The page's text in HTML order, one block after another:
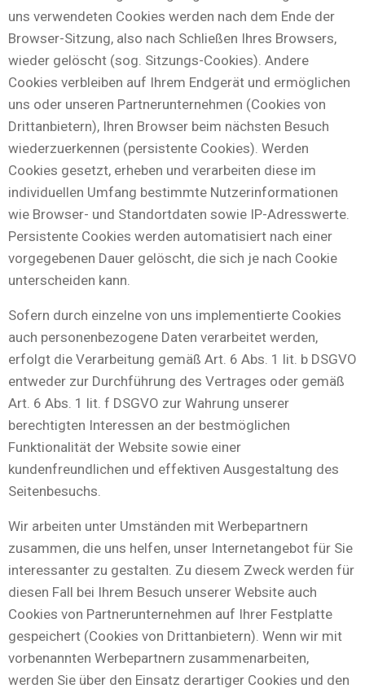
uns verwendeten Cookies werden nach dem Ende der
Browser-Sitzung, also nach Schließen Ihres Browsers,
wieder gelöscht (sog. Sitzungs-Cookies). Andere
Cookies verbleiben auf Ihrem Endgerät und ermöglichen
uns oder unseren Partnerunternehmen (Cookies von
Drittanbietern), Ihren Browser beim nächsten Besuch
wiederzuerkennen (persistente Cookies). Werden
Cookies gesetzt, erheben und verarbeiten diese im
individuellen Umfang bestimmte Nutzerinformationen
wie Browser- und Standortdaten sowie IP-Adresswerte.
Persistente Cookies werden automatisiert nach einer
vorgegebenen Dauer gelöscht, die sich je nach Cookie
unterscheiden kann.
Sofern durch einzelne von uns implementierte Cookies
auch personenbezogene Daten verarbeitet werden,
erfolgt die Verarbeitung gemäß Art. 6 Abs. 1 lit. b DSGVO
entweder zur Durchführung des Vertrages oder gemäß
Art. 6 Abs. 1 lit. f DSGVO zur Wahrung unserer
berechtigten Interessen an der bestmöglichen
Funktionalität der Website sowie einer
kundenfreundlichen und effektiven Ausgestaltung des
Seitenbesuchs.
Wir arbeiten unter Umständen mit Werbepartnern
zusammen, die uns helfen, unser Internetangebot für Sie
interessanter zu gestalten. Zu diesem Zweck werden für
diesen Fall bei Ihrem Besuch unserer Website auch
Cookies von Partnerunternehmen auf Ihrer Festplatte
gespeichert (Cookies von Drittanbietern). Wenn wir mit
vorbenannten Werbepartnern zusammenarbeiten,
werden Sie über den Einsatz derartiger Cookies und den